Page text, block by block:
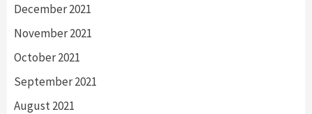
December 2021
November 2021
October 2021
September 2021
August 2021